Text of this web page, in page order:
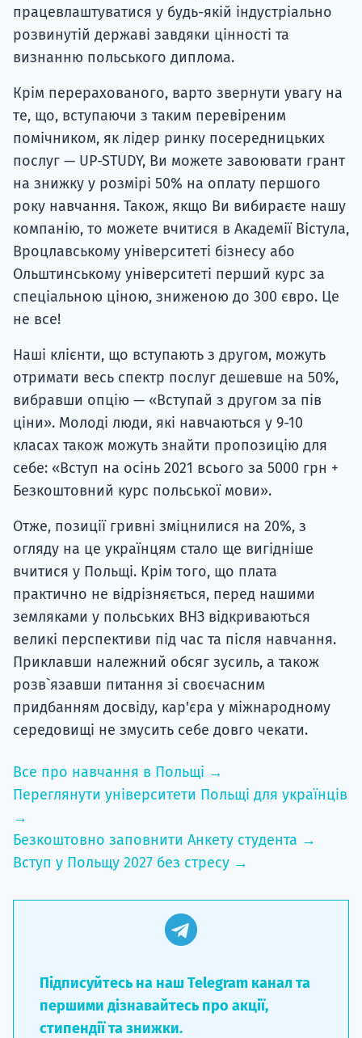
працевлаштуватися у будь-якій індустріально
розвинутій державі завдяки цінності та
визнанню польського диплома.
Крім перерахованого, варто звернути увагу на
те, що, вступаючи з таким перевіреним
помічником, як лідер ринку посередницьких
послуг — UP-STUDY, Ви можете завоювати грант
на знижку у розмірі 50% на оплату першого
року навчання. Також, якщо Ви вибираєте нашу
компанію, то можете вчитися в Академії Вістула,
Вроцлавському університеті бізнесу або
Ольштинському університеті перший курс за
спеціальною ціною, зниженою до 300 євро. Це
не все!
Наші клієнти, що вступають з другом, можуть
отримати весь спектр послуг дешевше на 50%,
вибравши опцію — «Вступай з другом за пів
ціни». Молоді люди, які навчаються у 9-10
класах також можуть знайти пропозицію для
себе: «Вступ на осінь 2021 всього за 5000 грн +
Безкоштовний курс польської мови».
Отже, позиції гривні зміцнилися на 20%, з
огляду на це українцям стало ще вигідніше
вчитися у Польщі. Крім того, що плата
практично не відрізняється, перед нашими
земляками у польських ВНЗ відкриваються
великі перспективи під час та після навчання.
Приклавши належний обсяг зусиль, а також
розв`язавши питання зі своєчасним
придбанням досвіду, кар'єра у міжнародному
середовищі не змусить себе довго чекати.
Все про навчання в Польщі →
Переглянути університети Польщі для українців
→
Безкоштовно заповнити Анкету студента →
Вступ у Польщу 2027 без стресу →
Підписуйтесь на наш Telegram канал та
першими дізнавайтесь про акції,
стипендії та знижки.